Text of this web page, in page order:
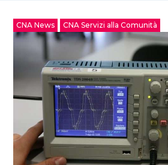
CNA News CNA Servizi alla Comunità